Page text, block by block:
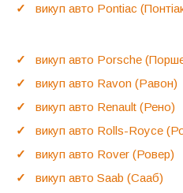
викуп авто Pontiac
викуп авто Porsche
викуп авто Ravon (Равон)
викуп авто Renault (Рено)
викуп авто Rolls-Royce
викуп авто Rover (Ровер)
викуп авто Saab (Сааб)